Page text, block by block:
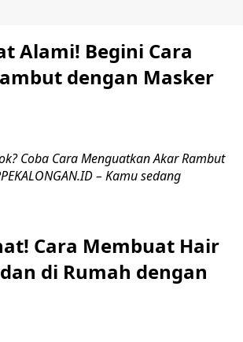
Alami! Begini Cara
dengan Masker
Coba Cara Menguatkan Akar Rambut
– Kamu sedang
Cara Membuat Hair
di Rumah dengan